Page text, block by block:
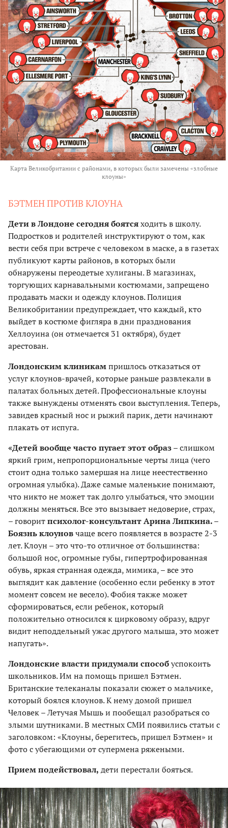
Карта Великобритании с районами, в которых были замечены «злобные
клоуны»
БЭТМЕН ПРОТИВ КЛОУНА
Дети в Лондоне сегодня боятсяходить в школу.
Подростков и родителей инструктируют о том, как
вести себя при встрече с человеком в маске, а в газетах
публикуют карты районов, в которых были
обнаружены переодетые хулиганы. В магазинах,
торгующих карнавальными костюмами, запрещено
продавать маски и одежду клоунов. Полиция
Великобритании предупреждает, что каждый, кто
выйдет в костюме фигляра в дни празднования
Хеллоуина (он отмечается 31 октября), будет
арестован.
Лондонским клиникампришлось отказаться от
услуг клоунов-врачей, которые раньше развлекали в
палатах больных детей. Профессиональные клоуны
также вынуждены отменять свои выступления. Теперь,
завидев красный нос и рыжий парик, дети начинают
плакать от испуга.
«Детей вообще часто пугает этот образ– слишком
яркий грим, непропорциональные черты лица (чего
стоит одна только замершая на лице неестественно
огромная улыбка). Даже самые маленькие понимают,
что никто не может так долго улыбаться, что эмоции
должны меняться. Все это вызывает недоверие, страх,
– говоритпсихолог-консультант Арина Липкина. –
Боязнь клоуновчаще всего появляется в возрасте 2-3
лет. Клоун – это что-то отличное от большинства:
большой нос, огромные губы, гипертрофированная
обувь, яркая странная одежда, мимика, – все это
выглядит как давление (особенно если ребенку в этот
момент совсем не весело). Фобия также может
сформироваться, если ребенок, который
положительно относился к цирковому образу, вдруг
видит неподдельный ужас другого малыша, это может
напугать».
Лондонские власти придумали способуспокоить
школьников. Им на помощь пришел Бэтмен.
Британские телеканалы показали сюжет о мальчике,
который боялся клоунов. К нему домой пришел
Человек – Летучая Мышь и пообещал разобраться со
злыми шутниками. В местных СМИ появились статьи с
заголовком: «Клоуны, берегитесь, пришел Бэтмен» и
фото с убегающими от супермена ряжеными.
Прием подействовал, дети перестали бояться.